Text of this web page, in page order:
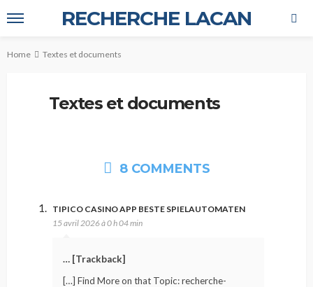
RECHERCHE LACAN
Home Textes et documents
Textes et documents
8 COMMENTS
TIPICO CASINO APP BESTE SPIELAUTOMATEN
15 avril 2026 à 0 h 04 min
… [Trackback]
[…] Find More on that Topic: recherche-